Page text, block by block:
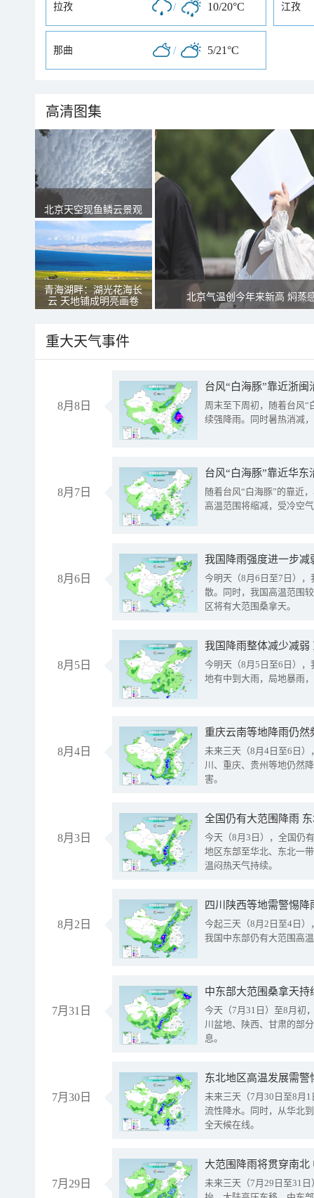
拉孜 / 10/20°C 江孜
那曲 / 5/21°C
高清图集
北京天空现鱼鳞云景观
青海湖畔：湖光花海长
云 天地铺成明亮画卷
北京气温创今年来新高 焖蒸
重大天气事件
8月8日
台风“白海豚”靠近浙
周末至下周初，随着台风“
续强降雨。同时暑热消减
8月7日
台风“白海豚”靠近华
随着台风“白海豚”的靠近
高温范围将缩减，受冷空
8月6日
今明天（8月6日至7日）
散。同时，我国高温范围
区将有大范围桑拿天。
8月5日
我国降雨整体减少减弱
今明天（8月5日至6日）
地有中到大雨，局地暴雨
8月4日
重庆云南等地降雨仍然
未来三天（8月4日至6日
川、重庆、贵州等地仍然
害。
8月3日
全国仍有大范围降雨
今天（8月3日），全国仍
地区东部至华北、东北一
温闷热天气持续。
8月2日
今起三天（8月2日至4日
我国中东部仍有大范围高
7月31日
中东部大范围桑拿天
今天（7月31日）至8月初
川盆地、陕西、甘肃的部
息。
7月30日
东北地区高温发展需
未来三天（7月30日至8月
流性降水。同时，从华北
全天候在线。
7月29日
大范围降雨将贯穿南
未来三天（7月29日至31